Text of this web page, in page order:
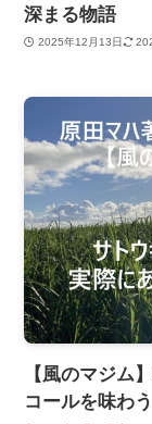
深まる物語
2025年12月13日
【風のマジム
コールを味わう